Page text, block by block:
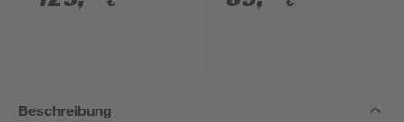
Beschreibung